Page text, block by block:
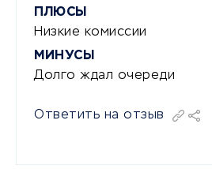
ПЛЮСЫ
Низкие комиссии
МИНУСЫ
Долго ждал очереди
Ответить на отзыв